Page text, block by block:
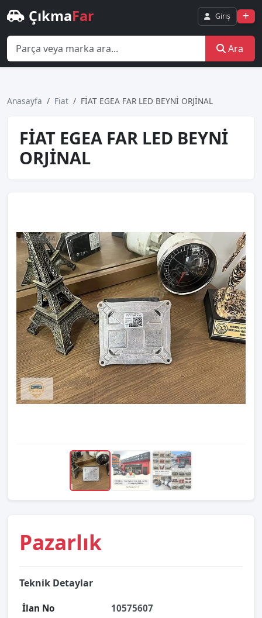
ÇıkmaFar Giriş
Ara
Anasayfa Fiat FİAT EGEA FAR LED BEYNİ ORJİNAL
FİAT EGEA FAR LED BEYNİ
ORJİNAL
Pazarlık
Teknik Detaylar
İlan No 10575607